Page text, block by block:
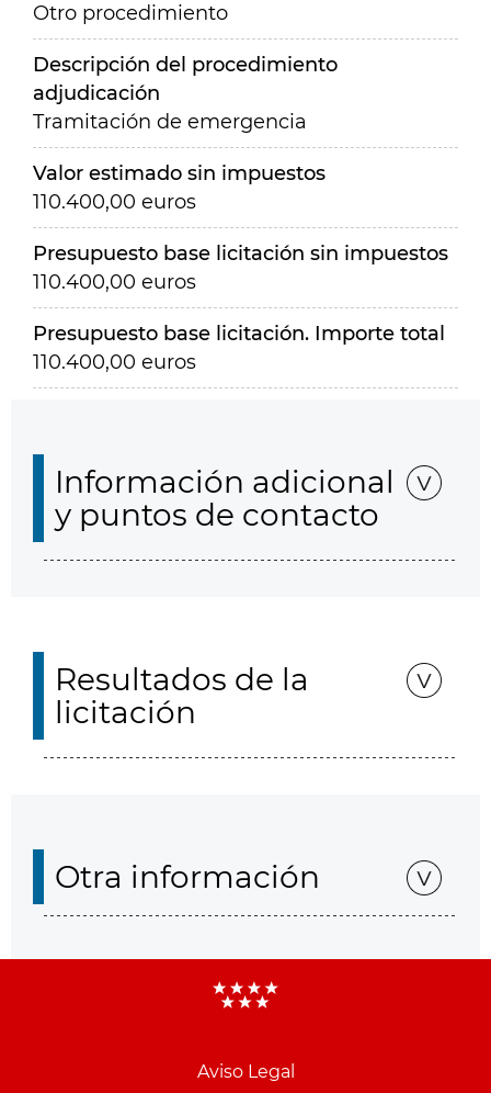
Otro procedimiento
Descripción del procedimiento
adjudicación
Tramitación de emergencia
Valor estimado sin impuestos
110.400,00 euros
Presupuesto base licitación sin impuestos
110.400,00 euros
Presupuesto base licitación. Importe total
110.400,00 euros
Información adicional
y puntos de contacto
Resultados de la
licitación
Otra información
Aviso Legal